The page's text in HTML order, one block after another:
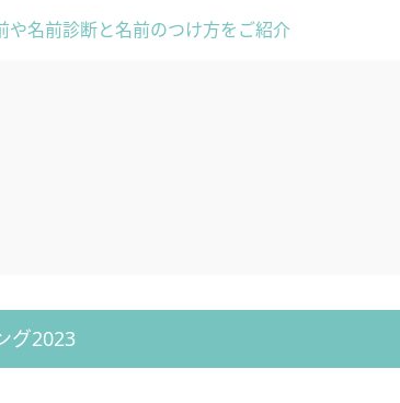
名前診断と名前のつけ方をご紹介
グ2023